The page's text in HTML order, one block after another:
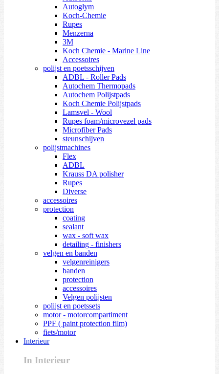
Autoglym
Koch-Chemie
Rupes
Menzerna
3M
Koch Chemie - Marine Line
Accessoires
polijst en poetsschijven
ADBL - Roller Pads
Autochem Thermopads
Autochem Polijstpads
Koch Chemie Polijstpads
Lamsvel - Wool
Rupes foam/microvezel pads
Microfiber Pads
steunschijven
polijstmachines
Flex
ADBL
Krauss DA polisher
Rupes
Diverse
accessoires
protection
coating
sealant
wax - soft wax
detailing - finishers
velgen en banden
velgenreinigers
banden
protection
accessoires
Velgen polijsten
polijst en poetssets
motor - motorcompartiment
PPF ( paint protection film)
fiets/motor
Interieur
In Interieur